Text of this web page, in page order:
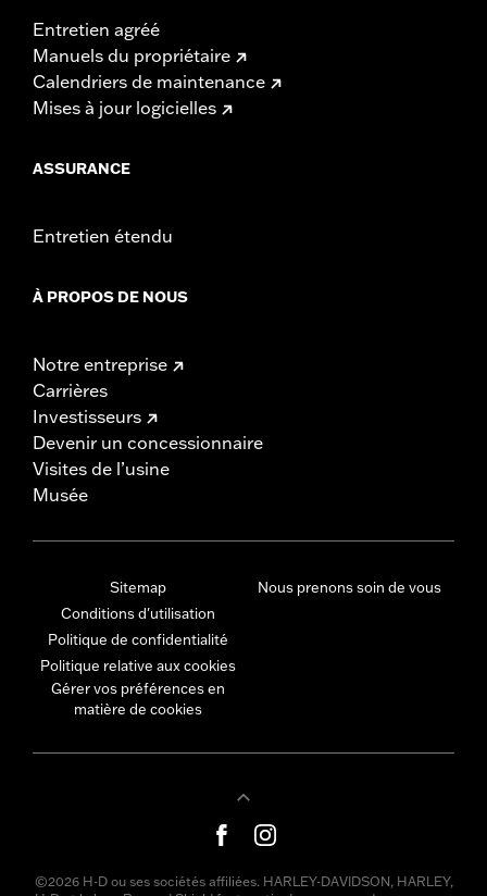
Entretien agréé
Manuels du propriétaire
Calendriers de maintenance
Mises à jour logicielles
ASSURANCE
Entretien étendu
À PROPOS DE NOUS
Notre entreprise
Carrières
Investisseurs
Devenir un concessionnaire
Visites de l’usine
Musée
Sitemap
Conditions d'utilisation
Politique de confidentialité
Politique relative aux cookies
Gérer vos préférences en
matière de cookies
Nous prenons soin de vous
©2026 H-D ou ses sociétés affiliées. HARLEY-DAVIDSON, HARLEY,